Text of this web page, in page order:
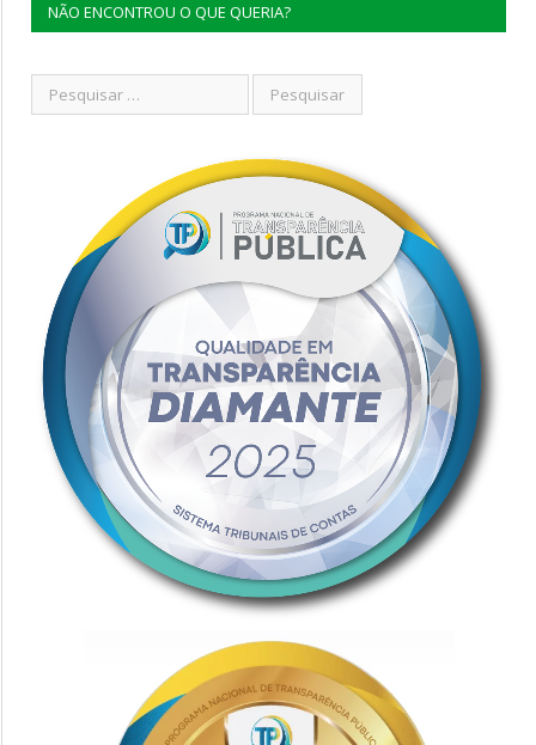
NÃO ENCONTROU O QUE QUERIA?